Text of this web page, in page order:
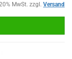
MwSt. zzgl. Versand